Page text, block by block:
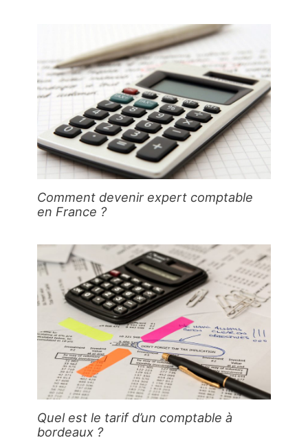
Comment devenir expert comptable
en France ?
Quel est le tarif d’un comptable à
bordeaux ?